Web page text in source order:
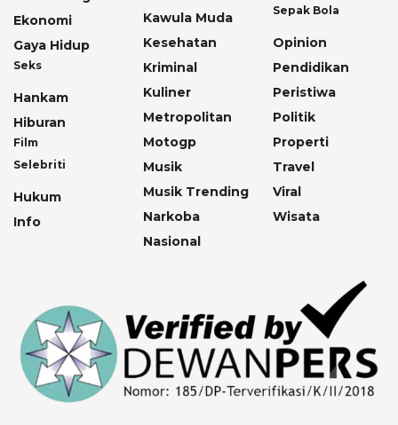
Ekonomi
Gaya Hidup
Seks
Hankam
Hiburan
Film
Selebriti
Hukum
Info
Kawula Muda
Kesehatan
Kriminal
Kuliner
Metropolitan
Motogp
Musik
Musik Trending
Narkoba
Nasional
Sepak Bola
Opinion
Pendidikan
Peristiwa
Politik
Properti
Travel
Viral
Wisata